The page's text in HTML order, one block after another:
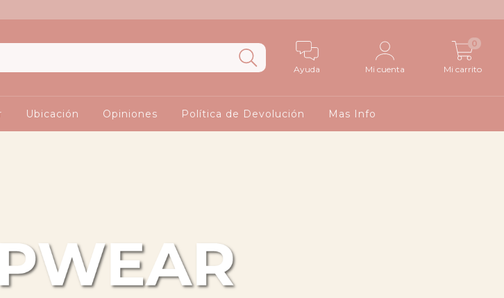
Ayuda Mi cuenta Mi carrito
0
Ubicación Opiniones Política de Devolución Mas Info